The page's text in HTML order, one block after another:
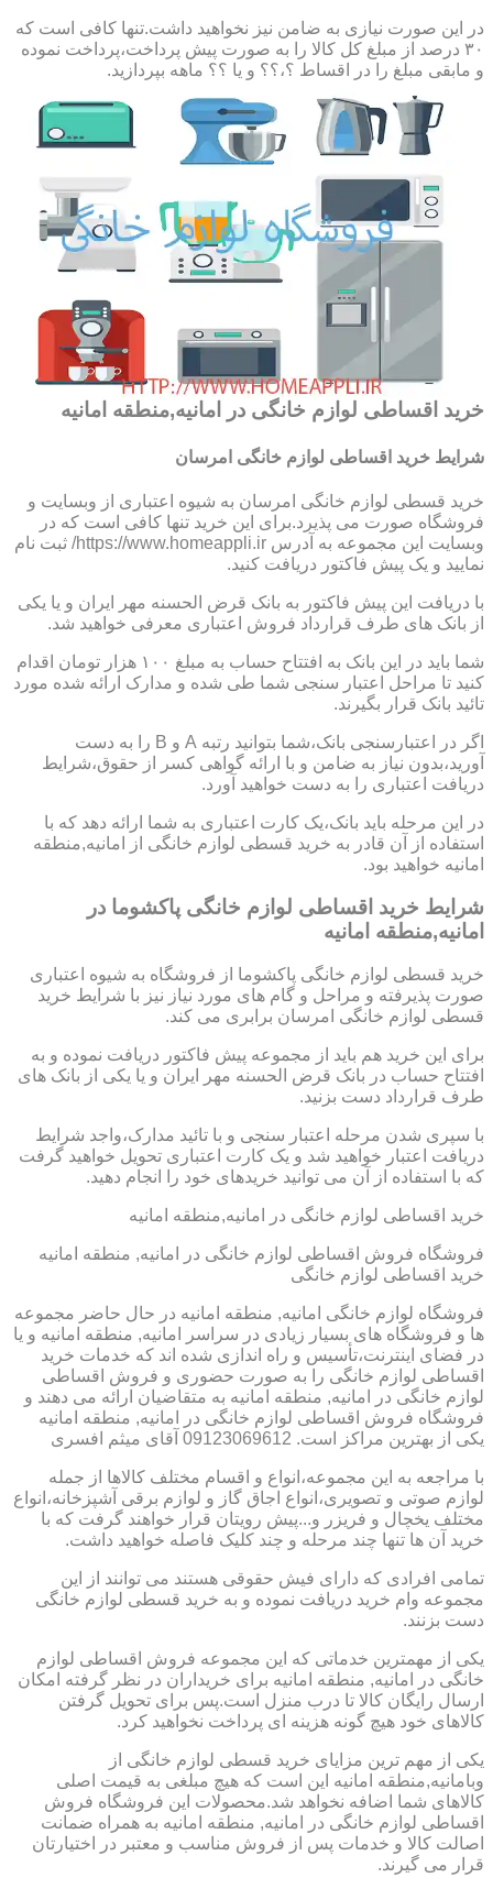
در این صورت نیازی به ضامن نیز نخواهید داشت.تنها کافی است که
۳۰ درصد از مبلغ کل کالا را به صورت پیش پرداخت،پرداخت نموده
و مابقی مبلغ را در اقساط ؟،؟؟ و یا ؟؟ ماهه بپردازید.
خرید اقساطی لوازم خانگی در امانیه,منطقه امانیه
شرایط خرید اقساطی لوازم خانگی امرسان
خرید قسطی لوازم خانگی امرسان به شیوه اعتباری از وبسایت و
فروشگاه صورت می پذیرد.برای این خرید تنها کافی است که در
وبسایت این مجموعه به آدرس https://www.homeappli.ir/ ثبت نام
نمایید و یک پیش فاکتور دریافت کنید.
با دریافت این پیش فاکتور به بانک قرض الحسنه مهر ایران و یا یکی
از بانک های طرف قرارداد فروش اعتباری معرفی خواهید شد.
شما باید در این بانک به افتتاح حساب به مبلغ ۱۰۰ هزار تومان اقدام
کنید تا مراحل اعتبار سنجی شما طی شده و مدارک ارائه شده مورد
تائید بانک قرار بگیرند.
اگر در اعتبارسنجی بانک،شما بتوانید رتبه A و B را به دست
آورید،بدون نیاز به ضامن و با ارائه گواهی کسر از حقوق،شرایط
دریافت اعتباری را به دست خواهید آورد.
در این مرحله باید بانک،یک کارت اعتباری به شما ارائه دهد که با
استفاده از آن قادر به خرید قسطی لوازم خانگی از امانیه,منطقه
امانیه خواهید بود.
شرایط خرید اقساطی لوازم خانگی پاکشوما در
امانیه,منطقه امانیه
خرید قسطی لوازم خانگی پاکشوما از فروشگاه به شیوه اعتباری
صورت پذیرفته و مراحل و گام های مورد نیاز نیز با شرایط خرید
قسطی لوازم خانگی امرسان برابری می کند.
برای این خرید هم باید از مجموعه پیش فاکتور دریافت نموده و به
افتتاح حساب در بانک قرض الحسنه مهر ایران و یا یکی از بانک های
طرف قرارداد دست بزنید.
با سپری شدن مرحله اعتبار سنجی و با تائید مدارک،واجد شرایط
دریافت اعتبار خواهید شد و یک کارت اعتباری تحویل خواهید گرفت
که با استفاده از آن می توانید خریدهای خود را انجام دهید.
خرید اقساطی لوازم خانگی در امانیه,منطقه امانیه
فروشگاه فروش اقساطی لوازم خانگی در امانیه, منطقه امانیه
خرید اقساطی لوازم خانگی
فروشگاه لوازم خانگی امانیه, منطقه امانیه در حال حاضر مجموعه
ها و فروشگاه های بسیار زیادی در سراسر امانیه, منطقه امانیه و یا
در فضای اینترنت،تأسیس و راه اندازی شده اند که خدمات خرید
اقساطی لوازم خانگی را به صورت حضوری و فروش اقساطی
لوازم خانگی در امانیه, منطقه امانیه به متقاضیان ارائه می دهند و
فروشگاه فروش اقساطی لوازم خانگی در امانیه, منطقه امانیه
یکی از بهترین مراکز است. 09123069612 آقای میثم افسری
با مراجعه به این مجموعه،انواع و اقسام مختلف کالاها از جمله
لوازم صوتی و تصویری،انواع اجاق گاز و لوازم برقی آشپزخانه،انواع
مختلف یخچال و فریزر و...پیش رویتان قرار خواهند گرفت که با
خرید آن ها تنها چند مرحله و چند کلیک فاصله خواهید داشت.
تمامی افرادی که دارای فیش حقوقی هستند می توانند از این
مجموعه وام خرید دریافت نموده و به خرید قسطی لوازم خانگی
دست بزنند.
یکی از مهمترین خدماتی که این مجموعه فروش اقساطی لوازم
خانگی در امانیه, منطقه امانیه برای خریداران در نظر گرفته امکان
ارسال رایگان کالا تا درب منزل است.پس برای تحویل گرفتن
کالاهای خود هیچ گونه هزینه ای پرداخت نخواهید کرد.
یکی از مهم ترین مزایای خرید قسطی لوازم خانگی از
وبامانیه,منطقه امانیه این است که هیچ مبلغی به قیمت اصلی
کالاهای شما اضافه نخواهد شد.محصولات این فروشگاه فروش
اقساطی لوازم خانگی در امانیه, منطقه امانیه به همراه ضمانت
اصالت کالا و خدمات پس از فروش مناسب و معتبر در اختیارتان
قرار می گیرند.